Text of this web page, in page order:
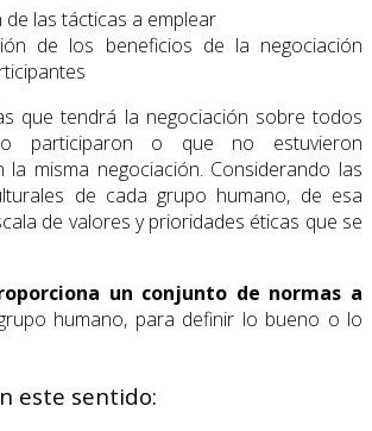
de las tácticas a emplear
de los beneficios de la negociación
que tendrá la negociación sobre todos
participaron o que no estuvieron
la misma negociación. Considerando las
de cada grupo humano, de esa
de valores y prioridades éticas que se
un conjunto de normas a
humano, para definir lo bueno o lo
este sentido: